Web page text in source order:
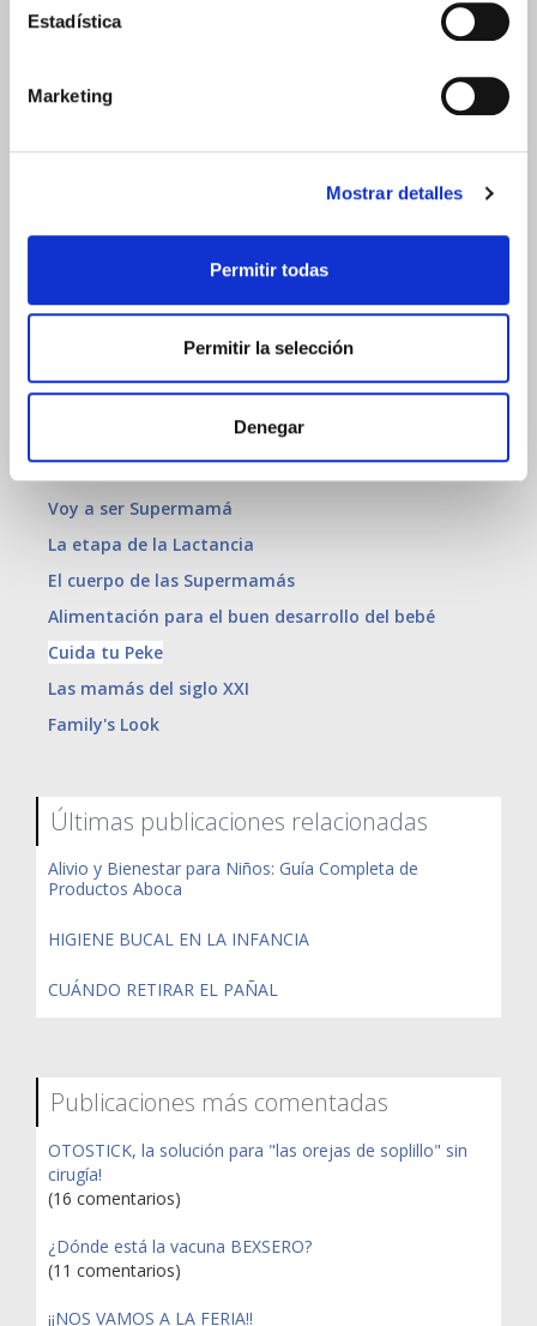
Estadística
Marketing
Mostrar detalles
Permitir todas
Permitir la selección
Denegar
uno de nuestros expertos
Quieres compartir tus consideraciones acerca de
nuestra publicación.
Gracias por colaborar!!! ;-)
Voy a ser Supermamá
La etapa de la Lactancia
El cuerpo de las Supermamás
Alimentación para el buen desarrollo del bebé
Cuida tu Peke
Las mamás del siglo XXI
Family's Look
Últimas publicaciones relacionadas
Alivio y Bienestar para Niños: Guía Completa de
Productos Aboca
HIGIENE BUCAL EN LA INFANCIA
CUÁNDO RETIRAR EL PAÑAL
Publicaciones más comentadas
OTOSTICK, la solución para "las orejas de soplillo" sin
cirugía!
(16 comentarios)
¿Dónde está la vacuna BEXSERO?
(11 comentarios)
¡¡NOS VAMOS A LA FERIA!!